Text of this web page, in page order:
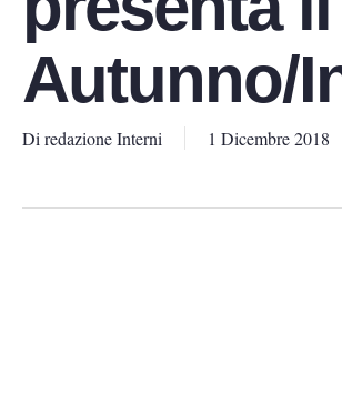
Autunno/
Di redazione Interni 1 Dicembre 2018